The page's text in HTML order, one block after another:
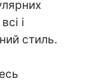
і
стиль.